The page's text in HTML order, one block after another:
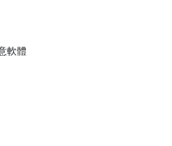
軟體